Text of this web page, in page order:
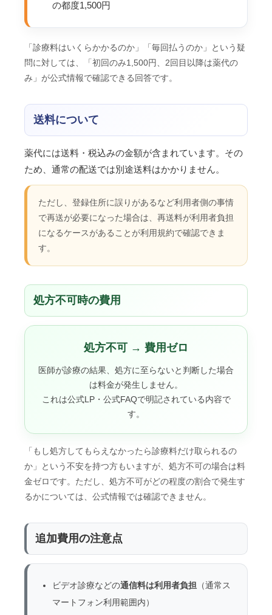
の都度1,500円
「診療料はいくらかかるのか」「毎回払うのか」という疑
問に対しては、「初回のみ1,500円、2回目以降は薬代の
み」が公式情報で確認できる回答です。
送料について
薬代には送料・税込みの金額が含まれています。その
ため、通常の配送では別途送料はかかりません。
ただし、登録住所に誤りがあるなど利用者側の事情
で再送が必要になった場合は、再送料が利用者負担
になるケースがあることが利用規約で確認できま
す。
処方不可時の費用
処方不可 → 費用ゼロ
医師が診療の結果、処方に至らないと判断した場合
は料金が発生しません。
これは公式LP・公式FAQで明記されている内容で
す。
「もし処方してもらえなかったら診療料だけ取られるの
か」という不安を持つ方もいますが、処方不可の場合は料
金ゼロです。ただし、処方不可がどの程度の割合で発生す
るかについては、公式情報では確認できません。
追加費用の注意点
ビデオ診療などの通信料は利用者負担 （通常ス
マートフォン利用範囲内）